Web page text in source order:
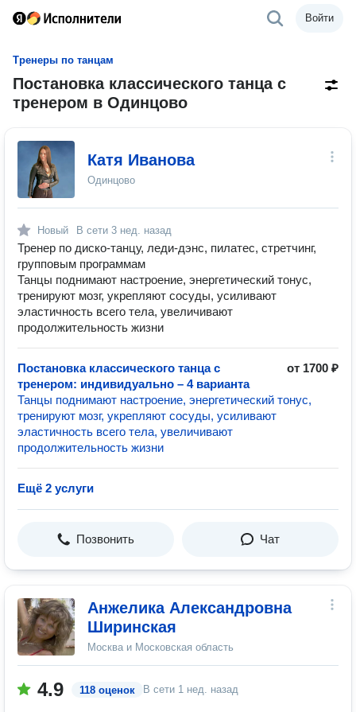
Войти
Тренеры по танцам
Постановка классического танца с
тренером в Одинцово
Катя Иванова
Одинцово
Новый В сети 3 нед. назад
Тренер по диско-танцу, леди-дэнс, пилатес, стретчинг,
групповым программам
Танцы поднимают настроение, энергетический тонус,
тренируют мозг, укрепляют сосуды, усиливают
эластичность всего тела, увеличивают
продолжительность жизни
Постановка классического танца с
тренером: индивидуально – 4 варианта
от 1700 ₽
Танцы поднимают настроение, энергетический тонус,
тренируют мозг, укрепляют сосуды, усиливают
эластичность всего тела, увеличивают
продолжительность жизни
Ещё 2 услуги
Позвонить Чат
Анжелика Александровна
Ширинская
Москва и Московская область
4.9 118 оценок В сети 1 нед. назад